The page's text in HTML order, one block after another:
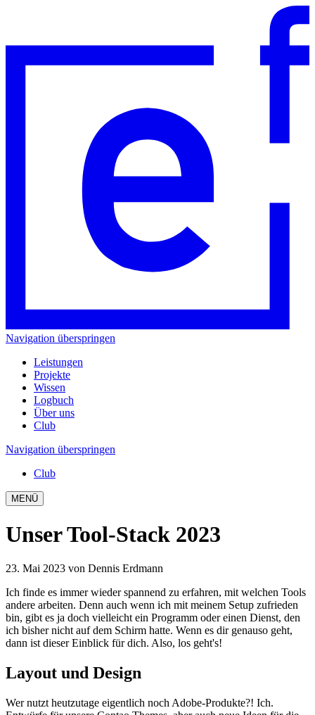
Navigation überspringen
Leistungen
Projekte
Wissen
Logbuch
Über uns
Club
Navigation überspringen
Club
MENÜ
Unser Tool-Stack 2023
23. Mai 2023 von Dennis Erdmann
Ich finde es immer wieder spannend zu erfahren, mit welchen Tools
andere arbeiten. Denn auch wenn ich mit meinem Setup zufrieden
bin, gibt es ja doch vielleicht ein Programm oder einen Dienst, den
ich bisher nicht auf dem Schirm hatte. Wenn es dir genauso geht,
dann ist dieser Einblick für dich. Also, los geht's!
Layout und Design
Wer nutzt heutzutage eigentlich noch Adobe-Produkte?! Ich.